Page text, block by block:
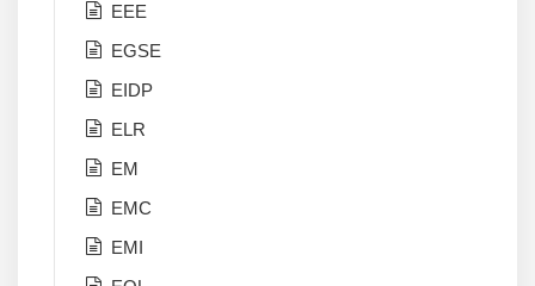
EEE
EGSE
EIDP
ELR
EM
EMC
EMI